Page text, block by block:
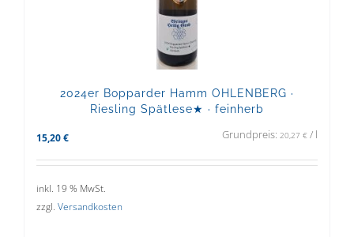
2024er Bopparder Hamm OHLENBERG ·
Riesling Spätlese★ · feinherb
15,20 € Grundpreis: 20,27 € / l
inkl. 19 % MwSt.
zzgl. Versandkosten